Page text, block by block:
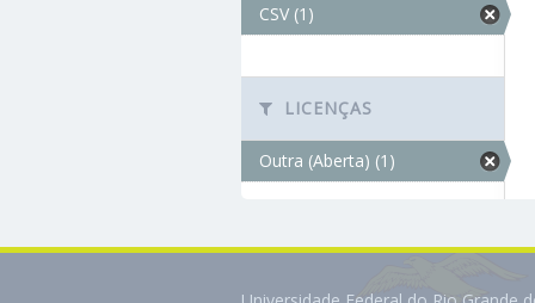
CSV (1)
LICENÇAS
Outra (Aberta) (1)